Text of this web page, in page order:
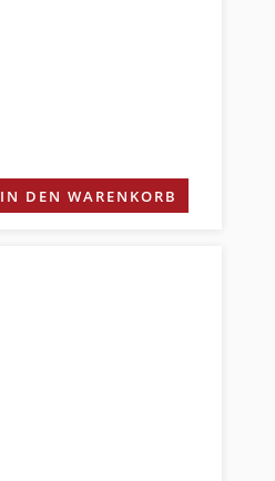
IN DEN WARENKORB